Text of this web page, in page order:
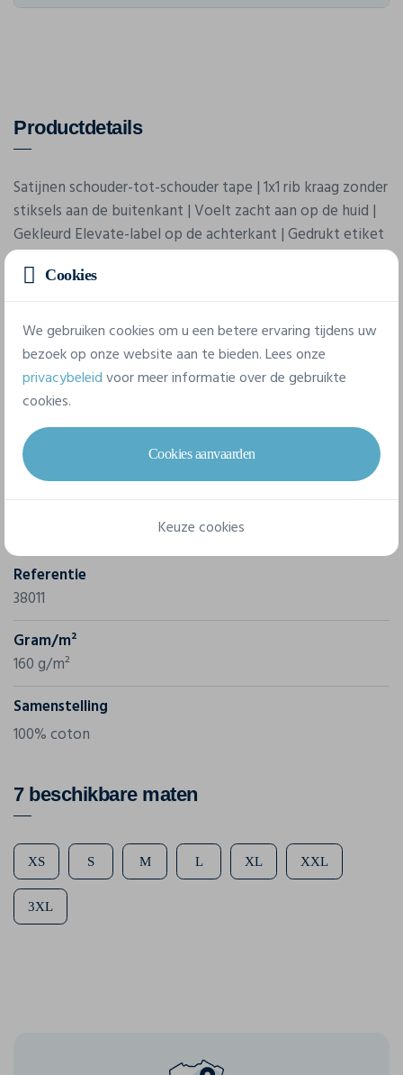
Productdetails
Satijnen schouder-tot-schouder tape | 1x1 rib kraag zonder
stiksels aan de buitenkant | Voelt zacht aan op de huid |
Gekleurd Elevate-label op de achterkant | Gedrukt etiket
| Glad oppervlak | Voorgekrompen | Ringgesponnen en
gekamd katoen | Normale pasvorm
Eigenschappen
Referentie
38011
Gram/m²
160 g/m²
Samenstelling
100% coton
7 beschikbare maten
XS S M L XL XXL
3XL
Cookies
We gebruiken cookies om u een betere ervaring tijdens uw
bezoek op onze website aan te bieden. Lees onze
privacybeleidvoor meer informatie over de gebruikte
cookies.
Cookies aanvaarden
Keuze cookies